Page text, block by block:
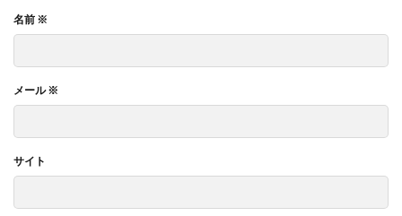
人間の寿命の限界は？
結論から言うと、人間の寿命の限界は大体115歳から125歳あたり
って考えられています。
最長寿命はある時点で頭打ちになっているのです。
名前 ※
メール※
サイト